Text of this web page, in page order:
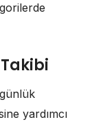
yardımcı